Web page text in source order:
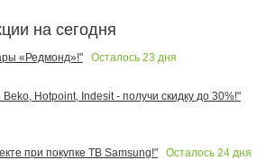
на сегодня
«Редмонд»!" Осталось 23 дня
Beko, Hotpoint, Indesit - получи скидку до 30%!"
при покупке ТВ Samsung!"
Осталось 24 дня